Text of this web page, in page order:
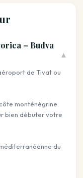
– Budva
▾
de Tivat ou
monténégrine.
bien débuter votre
du